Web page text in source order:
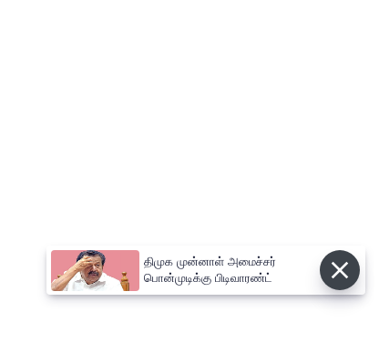
திமுக முன்னாள் அமைச்சர்
பொன்முடிக்கு பிடிவாரண்ட்